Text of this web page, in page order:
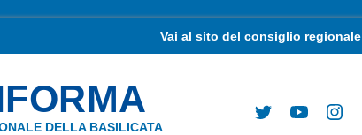
Vai al sito del consiglio regionale
DELLA BASILICATA